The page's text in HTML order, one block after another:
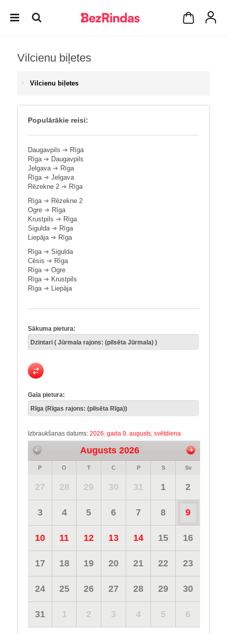
Vilcienu biļetes
Vilcienu biļetes
Populārākie reisi:
Daugavpils ➔ Rīga
Rīga➔ Daugavpils
Jelgava➔ Rīga
Rīga➔ Jelgava
Rēzekne 2 ➔ Rīga
Rīga➔ Rēzekne 2
Ogre ➔ Rīga
Krustpils ➔ Rīga
Sigulda➔ Rīga
Liepāja➔ Rīga
Rīga➔ Sigulda
Cēsis ➔ Rīga
Rīga➔ Ogre
Rīga➔ Krustpils
Rīga➔ Liepāja
Sākuma pietura:
Gala pietura:
Izbraukšanas datums: 2026. gada 9. augusts, svētdiena
Augusts 2026
P O T C P S Sv
27 28 29 30 31 1 2
3 4 5 6 7 8 9
10 11 12 13 14 15 16
17 18 19 20 21 22 23
24 25 26 27 28 29 30
31 1 2 3 4 5 6